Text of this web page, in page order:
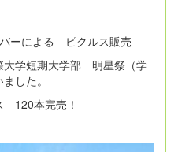
ーによる ピクルス販売
学短期大学部 明星祭（学
した。
120本完売！